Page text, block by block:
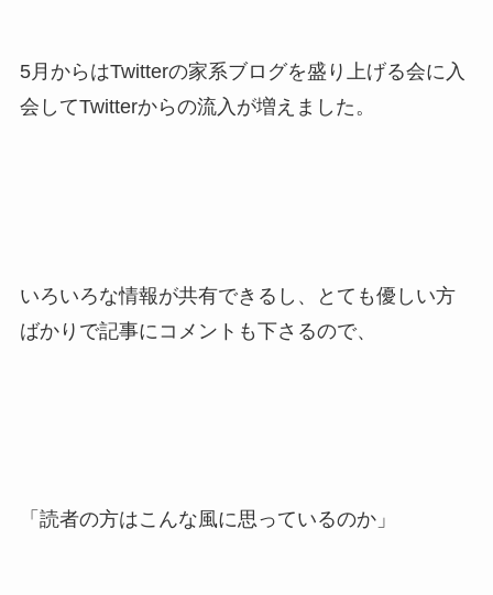
5月からはTwitterの家系ブログを盛り上げる会に入
会してTwitterからの流入が増えました。
いろいろな情報が共有できるし、とても優しい方
ばかりで記事にコメントも下さるので、
「読者の方はこんな風に思っているのか」